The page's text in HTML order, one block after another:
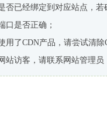
否已经绑定到对应站点，
口是否正确；
用了CDN产品，请尝试清除
站访客，请联系网站管理员